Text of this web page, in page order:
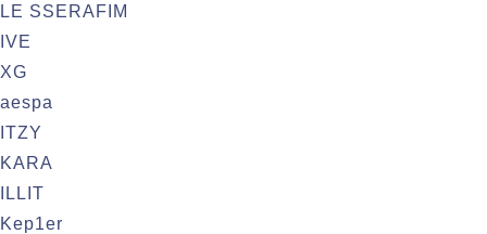
LE SSERAFIM
IVE
XG
aespa
ITZY
KARA
ILLIT
Kep1er